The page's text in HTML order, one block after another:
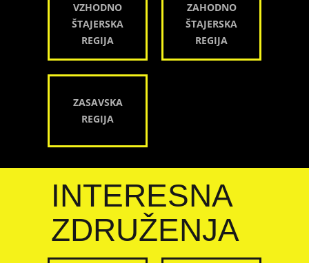
VZHODNO
ŠTAJERSKA
REGIJA
ZAHODNO
ŠTAJERSKA
REGIJA
ZASAVSKA
REGIJA
INTERESNA
ZDRUŽENJA